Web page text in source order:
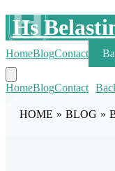
H
Hs
HomeBlogContact
HomeBlogContact
HOME » BLOG »